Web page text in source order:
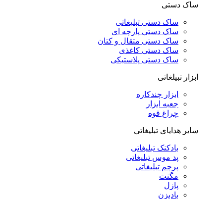
ساک دستی
ساک دستی تبلیغاتی
ساک دستی پارچه ای
ساک دستی متقال و کتان
ساک دستی کاغذی
ساک دستی پلاستیکی
ابزار تبیلغاتی
ابزار چندکاره
جعبه ابزار
چراغ قوه
سایر هدایای تبلیغاتی
بادکنک تبلیغاتی
پد موس تبلیغاتی
پرچم تبلیغاتی
مگنت
پازل
بادبزن